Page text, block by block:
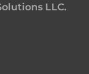
LLC.